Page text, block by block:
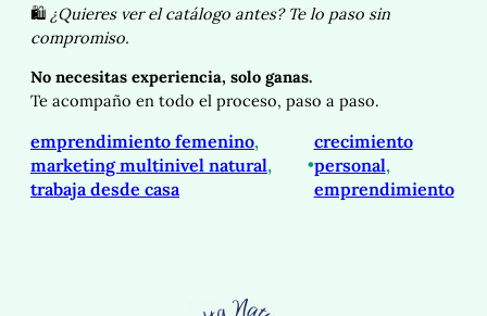
🛍️ ¿Quieres ver el catálogo antes? Te lo paso sin
compromiso.
No necesitas experiencia, solo ganas.
Te acompaño en todo el proceso, paso a paso.
emprendimiento femenino
marketing multinivel natural
trabaja desde casa
•
crecimiento
personal
emprendimiento